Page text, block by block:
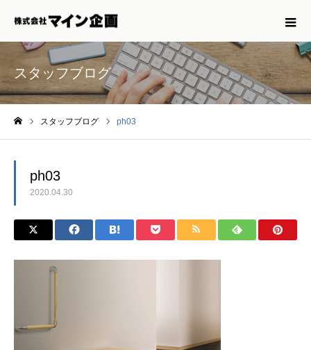
スタッフブログ
スタッフブログ ph03
ph03
2020.04.30